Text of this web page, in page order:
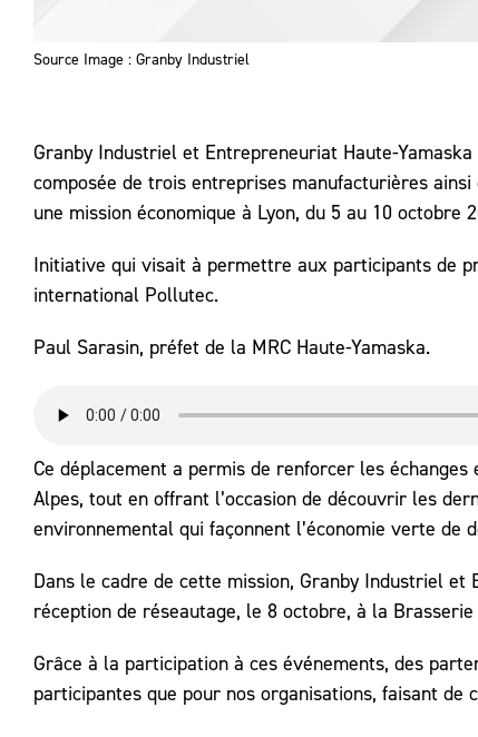
Source Image : Granby Industriel
Granby Industriel et Entrepreneuriat Haute-
composée de trois entreprises manufacturières
une mission économique à Lyon, du 5 au 10 octobre
Initiative qui visait à permettre aux participants de
international Pollutec.
Paul Sarasin, préfet de la MRC Haute-Yamaska.
Ce déplacement a permis de renforcer les
Alpes, tout en offrant l’occasion de découvrir les
environnemental qui façonnent l’économie verte de
Dans le cadre de cette mission, Granby Industriel
réception de réseautage, le 8 octobre, à la
Grâce à la participation à ces événements, des
participantes que pour nos organisations, faisant de